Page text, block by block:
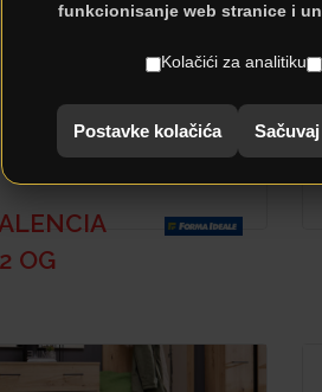
OG
funkcionisanje web stranice i
Kolačići za analitiku
Postavke kolačića